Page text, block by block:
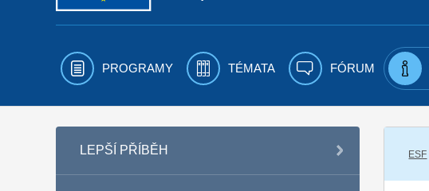
PROGRAMY TÉMATA FÓRUM
LEPŠÍ PŘÍBĚH ESF